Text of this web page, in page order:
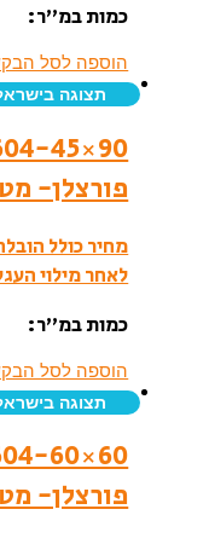
כמות במ”ר:
הוספה לסל
תצוגה
פורצלן-
מחיר כולל
לאחר מילוי
כמות במ”ר:
הוספה לסל
תצוגה
פורצלן-